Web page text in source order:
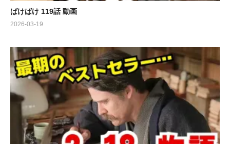
ばけばけ 119話 動画
2026-03-19